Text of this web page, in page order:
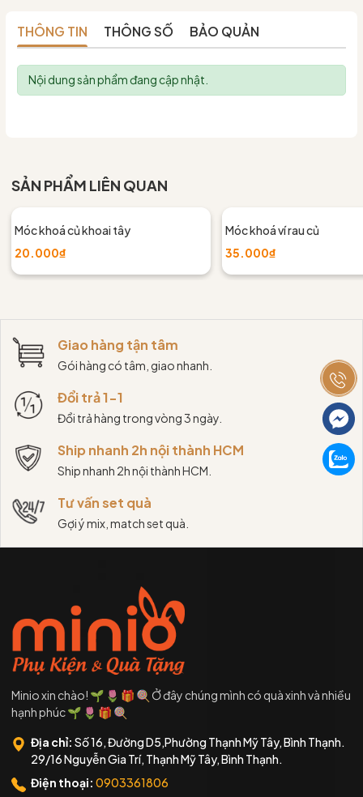
THÔNG TIN THÔNG SỐ BẢO QUẢN
Nội dung sản phẩm đang cập nhật.
SẢN PHẨM LIÊN QUAN
Móc khoá củ khoai tây
20.000₫
Móc khoá ví rau củ
35.000₫
Giao hàng tận tâm
Gói hàng có tâm, giao nhanh.
Đổi trả 1-1
Đổi trả hàng trong vòng 3 ngày.
Ship nhanh 2h nội thành HCM
Ship nhanh 2h nội thành HCM.
Tư vấn set quà
Gợi ý mix, match set quà.
Minio xin chào! 🌱 🌷 🎁 🍭 Ở đây chúng mình có quà xinh và nhiều
hạnh phúc 🌱 🌷 🎁 🍭
Địa chỉ: Số 16, Đường D5,Phường Thạnh Mỹ Tây, Bình Thạnh.
29/16 Nguyễn Gia Trí, Thạnh Mỹ Tây, Bình Thạnh.
Điện thoại: 0903361806